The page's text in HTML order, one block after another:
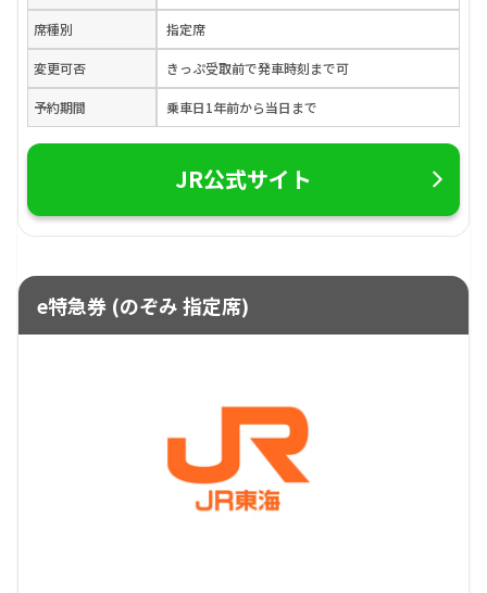
席種別 指定席
変更可否 きっぷ受取前で発車時刻まで可
予約期間 乗車日1年前から当日まで
JR公式サイト
e特急券 (のぞみ 指定席)